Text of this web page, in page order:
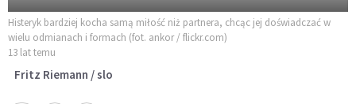
Histeryk bardziej kocha samą miłość niż partnera, chcąc jej doświadczać w
wielu odmianach i formach (fot. ankor / flickr.com)
13 lat temu
Fritz Riemann / slo